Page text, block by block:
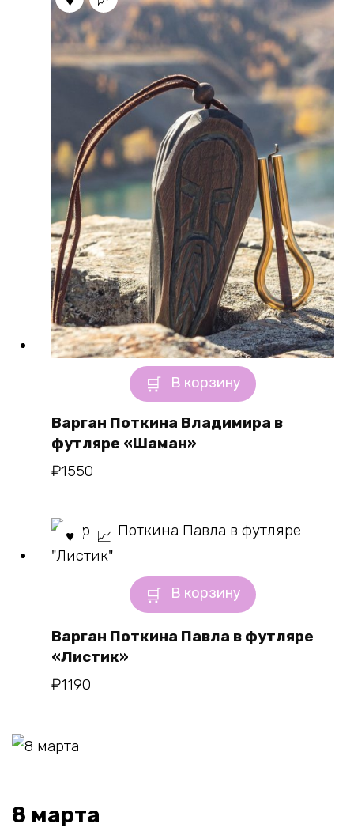
В корзину
Варган Поткина Владимира в
футляре «Шаман»
₽1550
В корзину
Варган Поткина Павла в футляре
«Листик»
₽1190
8 марта